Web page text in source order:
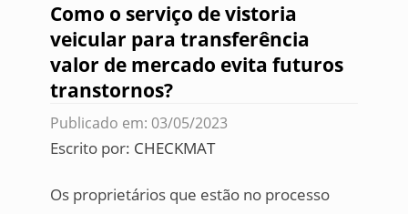
Como o serviço de vistoria
veicular para transferência
valor de mercado evita futuros
transtornos?
Publicado em: 03/05/2023
Escrito por: CHECKMAT
Os proprietários que estão no processo